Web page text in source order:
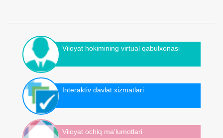
Viloyat hokimining virtual qabulxonasi
Interaktiv davlat xizmatlari
Viloyat ochiq ma'lumotlari